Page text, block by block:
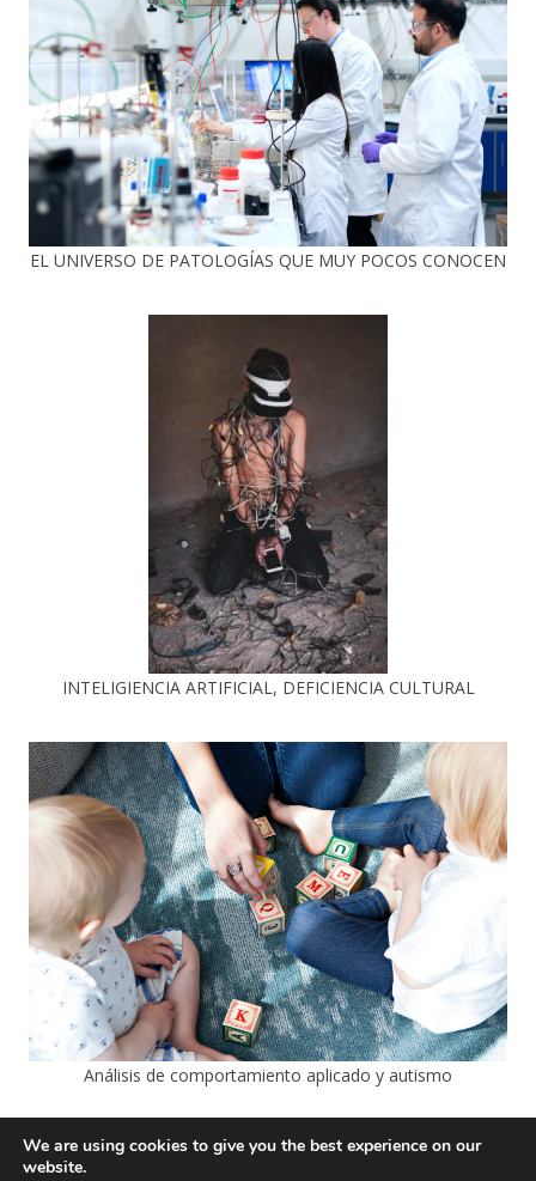
EL UNIVERSO DE PATOLOGÍAS QUE MUY POCOS CONOCEN
INTELIGIENCIA ARTIFICIAL, DEFICIENCIA CULTURAL
Análisis de comportamiento aplicado y autismo
We are using cookies to give you the best experience on our
website.